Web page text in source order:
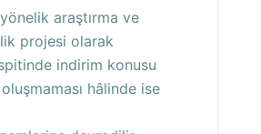
araştırma ve
projesi olarak
indirim konusu
hâlinde ise